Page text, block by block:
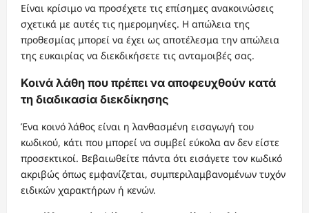
Είναι κρίσιμο να προσέχετε τις επίσημες ανακοινώσεις
σχετικά με αυτές τις ημερομηνίες. Η απώλεια της
προθεσμίας μπορεί να έχει ως αποτέλεσμα την απώλεια
της ευκαιρίας να διεκδικήσετε τις ανταμοιβές σας.
Κοινά λάθη που πρέπει να αποφευχθούν κατά
τη διαδικασία διεκδίκησης
Ένα κοινό λάθος είναι η λανθασμένη εισαγωγή του
κωδικού, κάτι που μπορεί να συμβεί εύκολα αν δεν είστε
προσεκτικοί. Βεβαιωθείτε πάντα ότι εισάγετε τον κωδικό
ακριβώς όπως εμφανίζεται, συμπεριλαμβανομένων τυχόν
ειδικών χαρακτήρων ή κενών.